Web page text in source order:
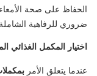
الحفاظ على صحة
ضروري للرفاهية
اختيار المكمل الغذائي
عندما يتعلق الأمر